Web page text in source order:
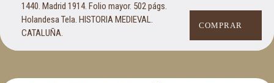
1440. Madrid 1914. Folio mayor. 502 págs.
Holandesa Tela. HISTORIA MEDIEVAL.
CATALUÑA.
COMPRAR